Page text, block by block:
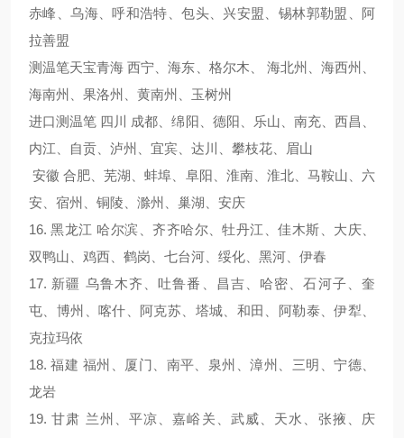
赤峰、乌海、呼和浩特、包头、兴安盟、锡林郭勒盟、阿
拉善盟
测温笔天宝青海 西宁、海东、格尔木、 海北州、海西州、
海南州、果洛州、黄南州、玉树州
进口测温笔 四川 成都、绵阳、德阳、乐山、南充、西昌、
内江、自贡、泸州、宜宾、达川、攀枝花、眉山
安徽 合肥、芜湖、蚌埠、阜阳、淮南、淮北、马鞍山、六
安、宿州、铜陵、滁州、巢湖、安庆
16. 黑龙江 哈尔滨、齐齐哈尔、牡丹江、佳木斯、大庆、
双鸭山、鸡西、鹤岗、七台河、绥化、黑河、伊春
17. 新疆 乌鲁木齐、吐鲁番、昌吉、哈密、石河子、奎
屯、博州、喀什、阿克苏、塔城、和田、阿勒泰、伊犁、
克拉玛依
18. 福建 福州、厦门、南平、泉州、漳州、三明、宁德、
龙岩
19. 甘肃 兰州、平凉、嘉峪关、武威、天水、张掖、庆